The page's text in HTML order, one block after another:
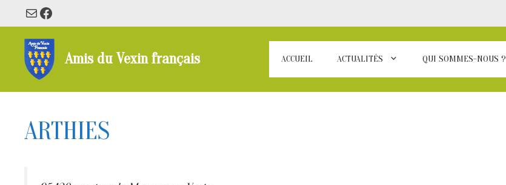
contenu
E-mailFacebook
Amis du Vexin français ACCUEIL ACTUALITÉS QUI SOMMES-NOUS ?
ARTHIES